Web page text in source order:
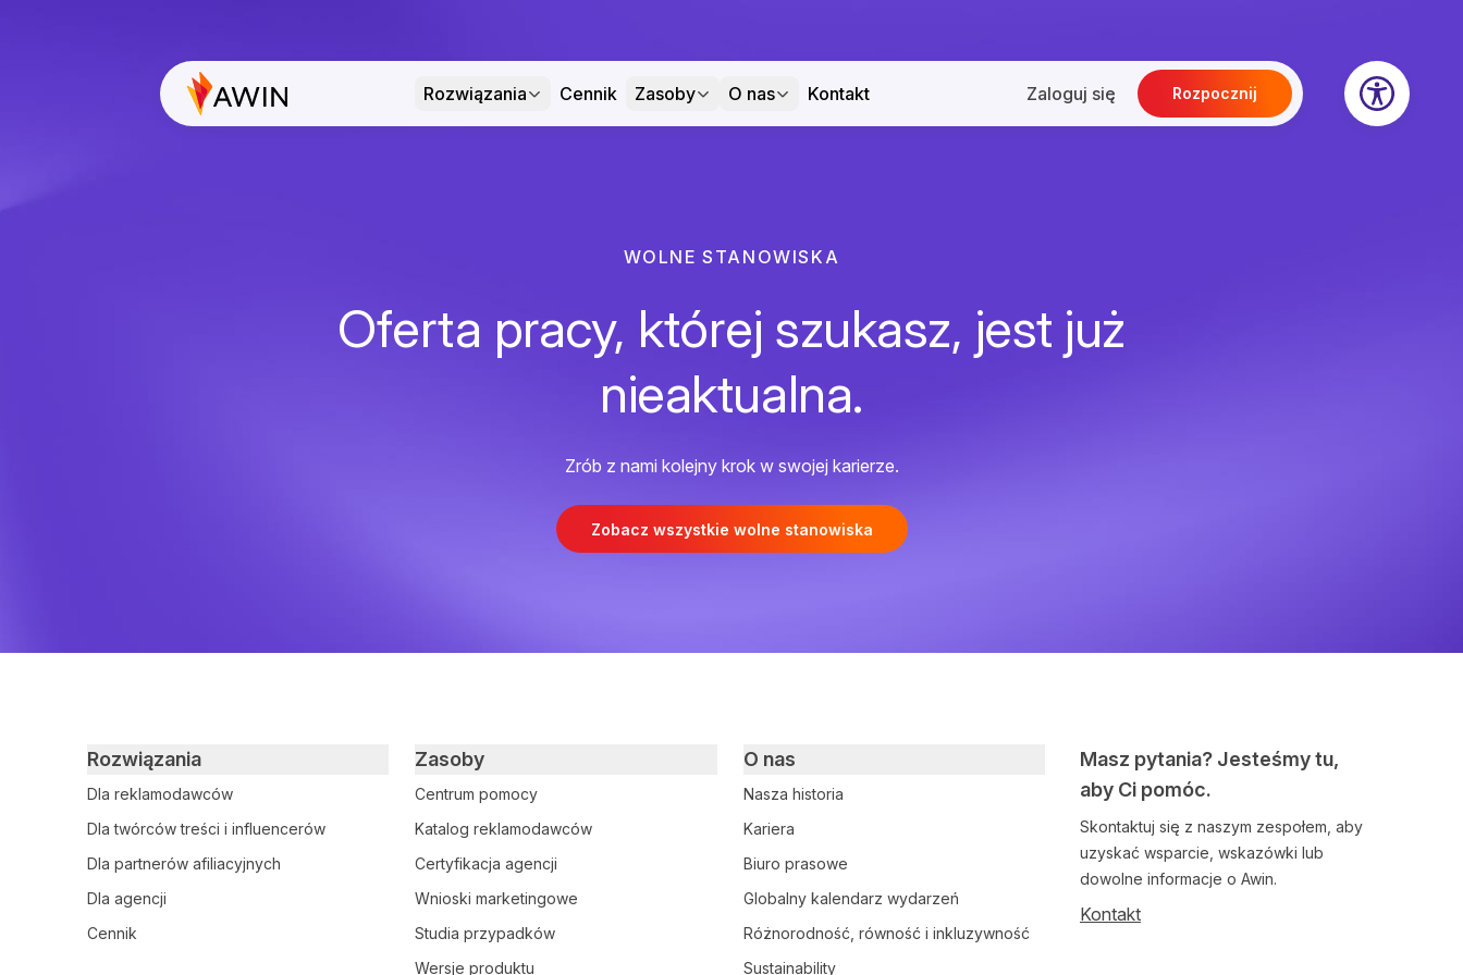
Rozwiązania Cennik Zasoby O nas Kontakt Zaloguj się Rozpocznij
WOLNE STANOWISKA
Oferta pracy, której szukasz, jest już
nieaktualna.
Zrób z nami kolejny krok w swojej karierze.
Zobacz wszystkie wolne stanowiska
Masz pytania? Jesteśmy tu,
aby Ci pomóc.
Skontaktuj się z naszym zespołem, aby
uzyskać wsparcie, wskazówki lub
dowolne informacje o Awin.
Kontakt
Primary footer navigation
Rozwiązania
Dla reklamodawców
Dla twórców treści i influencerów
Dla partnerów afiliacyjnych
Dla agencji
Cennik
Zasoby
Centrum pomocy
Katalog reklamodawców
Certyfikacja agencji
Wnioski marketingowe
Studia przypadków
Wersje produktu
O nas
Nasza historia
Kariera
Biuro prasowe
Globalny kalendarz wydarzeń
Różnorodność, równość i inkluzywność
Sustainability